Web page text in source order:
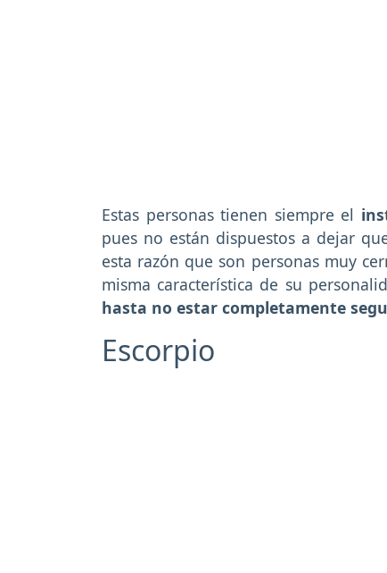
Estas personas tienen siempre el
pues no están dispuestos a dejar
esta razón que son personas muy
misma característica de su
hasta no estar completamente
Escorpio